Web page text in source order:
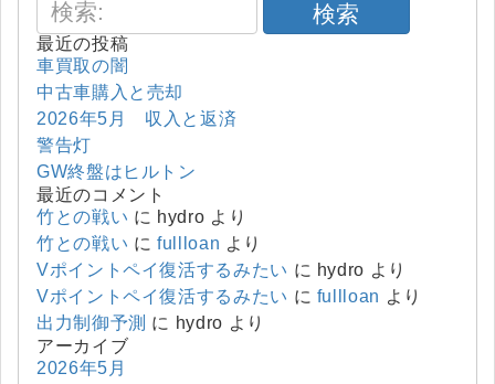
検索
最近の投稿
車買取の闇
中古車購入と売却
2026年5月 収入と返済
警告灯
GW終盤はヒルトン
最近のコメント
竹との戦い に hydro より
竹との戦い にfullloan より
Vポイントペイ復活するみたい に hydro より
Vポイントペイ復活するみたい に fullloan より
出力制御予測 に hydro より
アーカイブ
2026年5月